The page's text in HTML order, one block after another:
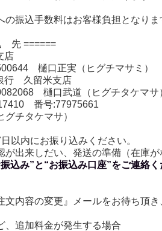
振込手数料はお客様負担となりま
先 ======
女支店
樋口正実（ヒグチマサミ）
Ｊ銀行 久留米支店
樋口武道（ヒグチタケマサ
番号:77975661
タケマサ）
以内にお振り込みください。
が出来しだい、発送の準備（在庫
込み”と“お振込み口座”をご連絡
文内容の変更』メールをお待ち頂
追加料金が発生する場合